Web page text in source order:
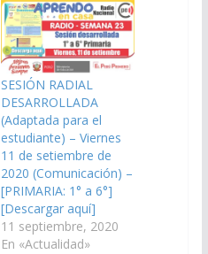
SESIÓN RADIAL
DESARROLLADA
(Adaptada para el
estudiante) – Viernes
11 de setiembre de
2020 (Comunicación) –
[PRIMARIA: 1° a 6°]
[Descargar aquí]
11 septiembre, 2020
En «Actualidad»